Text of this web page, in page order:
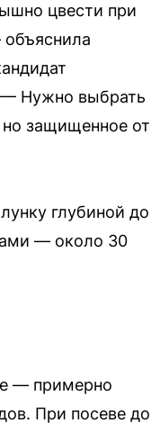
цвести при
— Нужно выбрать
но защищенное от
глубиной до
— около 30
— примерно
При посеве до